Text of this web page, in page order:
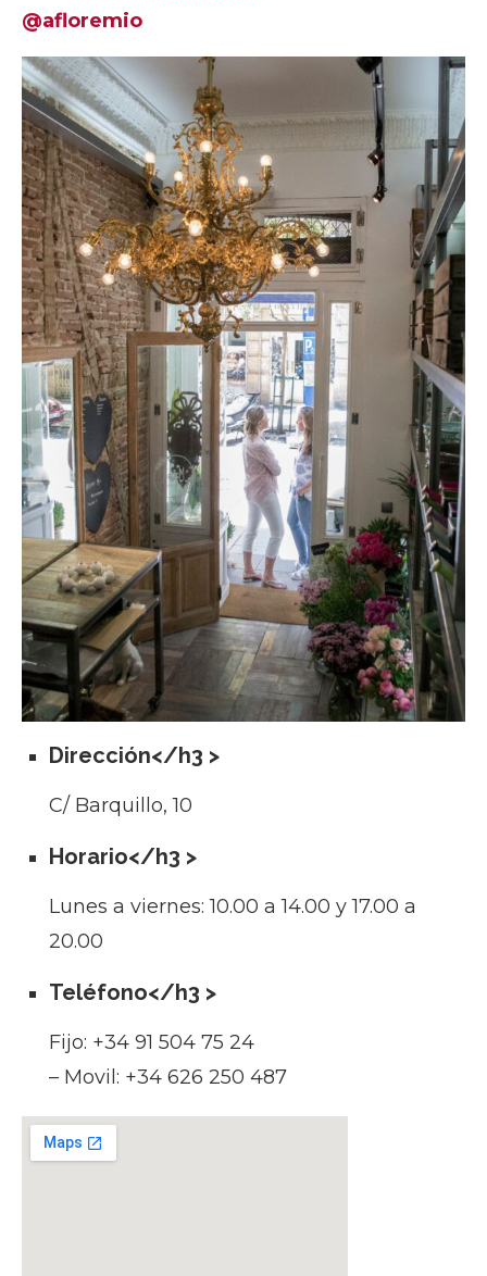
@afloremio
Dirección</h3 >
C/ Barquillo, 10
Horario</h3 >
Lunes a viernes: 10.00 a 14.00 y 17.00 a
20.00
Teléfono</h3 >
Fijo: +34 91 504 75 24
– Movil: +34 626 250 487